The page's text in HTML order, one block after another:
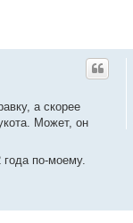
а скорее
Может, он
по-моему.